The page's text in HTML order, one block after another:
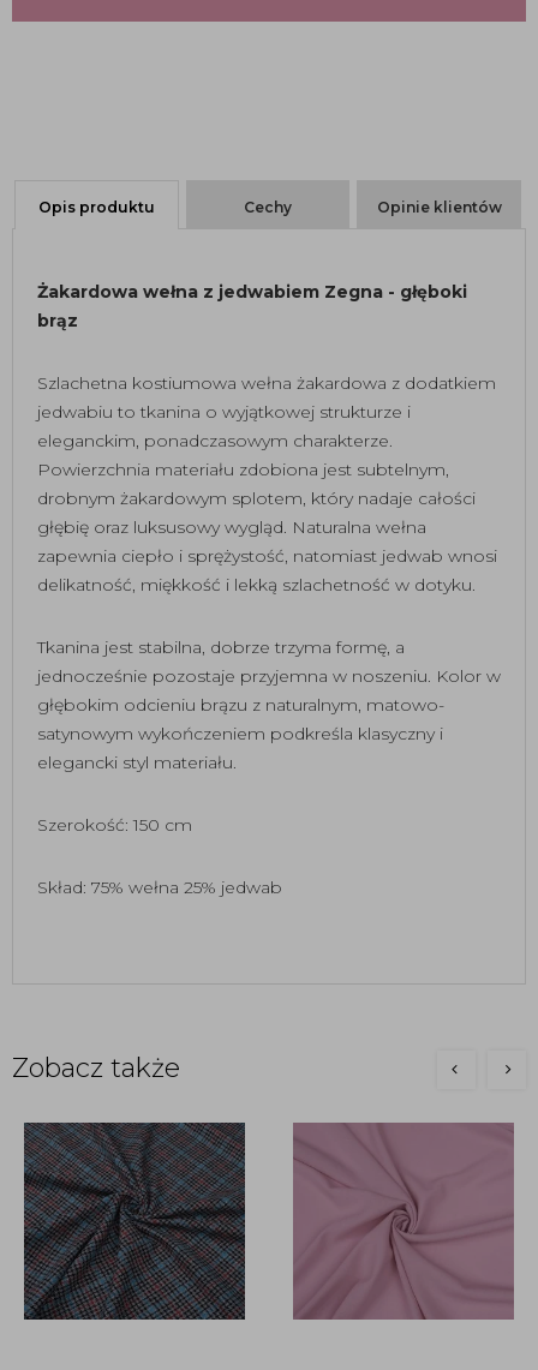
Opis produktu Cechy Opinie klientów
Żakardowa wełna z jedwabiem Zegna - głęboki
brąz
Szlachetna kostiumowa wełna żakardowa z dodatkiem
jedwabiu to tkanina o wyjątkowej strukturze i
eleganckim, ponadczasowym charakterze.
Powierzchnia materiału zdobiona jest subtelnym,
drobnym żakardowym splotem, który nadaje całości
głębię oraz luksusowy wygląd. Naturalna wełna
zapewnia ciepło i sprężystość, natomiast jedwab wnosi
delikatność, miękkość i lekką szlachetność w dotyku.
Tkanina jest stabilna, dobrze trzyma formę, a
jednocześnie pozostaje przyjemna w noszeniu. Kolor w
głębokim odcieniu brązu z naturalnym, matowo-
satynowym wykończeniem podkreśla klasyczny i
elegancki styl materiału.
Szerokość: 150 cm
Skład: 75% wełna 25% jedwab
Zobacz także